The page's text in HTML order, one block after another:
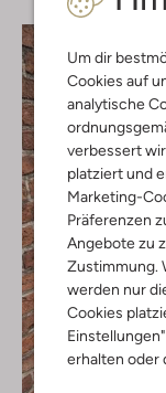
Um dir
Cookies auf
analytische
verbessert
platziert und
Marketing-
Präferenzen
Angebote zu
Zustimmung.
werden nur
Cookies
erhalten oder